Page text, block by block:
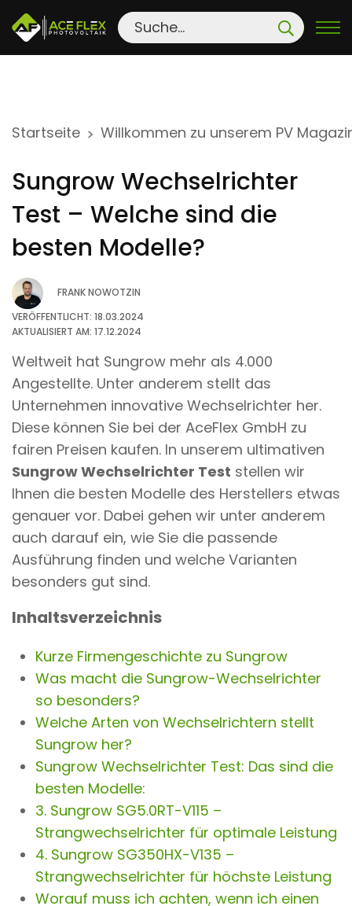
Startseite > Willkommen zu unserem PV
Sungrow Wechselrichter
Test – Welche sind die
besten Modelle?
FRANK NOWOTZIN
VERÖFFENTLICHT: 18.03.2024
AKTUALISIERT AM: 17.12.2024
Weltweit hat Sungrow mehr als 4.000
Angestellte. Unter anderem stellt das
Unternehmen innovative Wechselrichter her.
Diese können Sie bei der AceFlex GmbH zu
fairen Preisen kaufen. In unserem ultimativen
Sungrow Wechselrichter Test stellen wir
Ihnen die besten Modelle des Herstellers etwas
genauer vor. Dabei gehen wir unter anderem
auch darauf ein, wie Sie die passende
Ausführung finden und welche Varianten
besonders gut sind.
Inhaltsverzeichnis
Kurze Firmengeschichte zu Sungrow
Was macht die Sungrow-Wechselrichter
so besonders?
Welche Arten von Wechselrichtern stellt
Sungrow her?
Sungrow Wechselrichter Test: Das sind die
besten Modelle:
3. Sungrow SG5.0RT-V115 –
Strangwechselrichter für optimale Leistung
4. Sungrow SG350HX-V135 –
Strangwechselrichter für höchste Leistung
Worauf muss ich achten, wenn ich einen